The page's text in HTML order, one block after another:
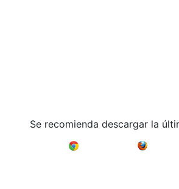
Se recomienda descargar la